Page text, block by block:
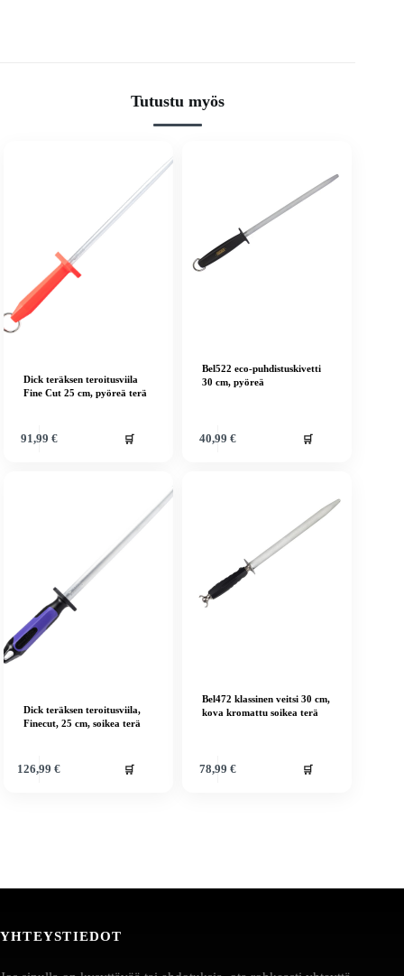
Tutustu myös
Dick teräksen teroitusviila
Fine Cut 25 cm, pyöreä terä
91,99 € 🛒
Bel522 eco-puhdistuskivetti
30 cm, pyöreä
40,99 € 🛒
Dick teräksen teroitusviila,
Finecut, 25 cm, soikea terä
126,99€ 🛒
Bel472 klassinen veitsi 30 cm,
kova kromattu soikea terä
78,99 € 🛒
YHTEYSTIEDOT